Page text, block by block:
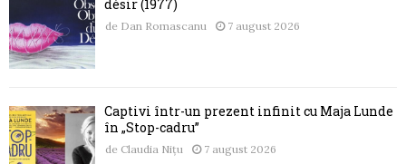
désir (1977)
de Dan Romascanu 7 august 2026
Captivi într-un prezent infinit cu Maja Lunde
în „Stop-cadru”
de Claudia Nițu 7 august 2026